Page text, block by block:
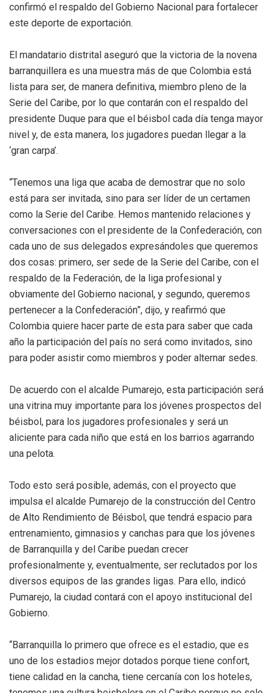
confirmó el respaldo del Gobierno Nacional para fortalecer
este deporte de exportación.
El mandatario distrital aseguró que la victoria de la novena
barranquillera es una muestra más de que Colombia está
lista para ser, de manera definitiva, miembro pleno de la
Serie del Caribe, por lo que contarán con el respaldo del
presidente Duque para que el béisbol cada día tenga mayor
nivel y, de esta manera, los jugadores puedan llegar a la
‘gran carpa’.
“Tenemos una liga que acaba de demostrar que no solo
está para ser invitada, sino para ser líder de un certamen
como la Serie del Caribe. Hemos mantenido relaciones y
conversaciones con el presidente de la Confederación, con
cada uno de sus delegados expresándoles que queremos
dos cosas: primero, ser sede de la Serie del Caribe, con el
respaldo de la Federación, de la liga profesional y
obviamente del Gobierno nacional, y segundo, queremos
pertenecer a la Confederación”, dijo, y reafirmó que
Colombia quiere hacer parte de esta para saber que cada
año la participación del país no será como invitados, sino
para poder asistir como miembros y poder alternar sedes.
De acuerdo con el alcalde Pumarejo, esta participación será
una vitrina muy importante para los jóvenes prospectos del
béisbol, para los jugadores profesionales y será un
aliciente para cada niño que está en los barrios agarrando
una pelota.
Todo esto será posible, además, con el proyecto que
impulsa el alcalde Pumarejo de la construcción del Centro
de Alto Rendimiento de Béisbol, que tendrá espacio para
entrenamiento, gimnasios y canchas para que los jóvenes
de Barranquilla y del Caribe puedan crecer
profesionalmente y, eventualmente, ser reclutados por los
diversos equipos de las grandes ligas. Para ello, indicó
Pumarejo, la ciudad contará con el apoyo institucional del
Gobierno.
“Barranquilla lo primero que ofrece es el estadio, que es
uno de los estadios mejor dotados porque tiene confort,
tiene calidad en la cancha, tiene cercanía con los hoteles,